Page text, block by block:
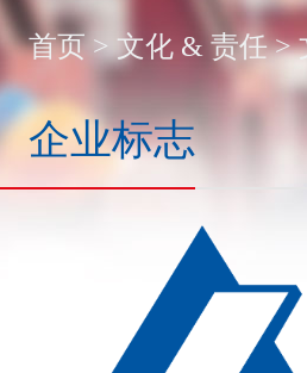
首页> 文化 & 责任>
企业标志